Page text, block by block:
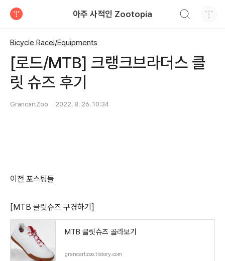
아주 사적인 Zootopia
Bicycle Race!/Equipments
[로드/MTB] 크랭크브라더스 클
릿 슈즈 후기
GrancartZoo 2022. 8. 26. 10:34
이전 포스팅들
[MTB 클릿슈즈 구경하기]
MTB 클릿슈즈 골라보기
grancartzoo.tistory.com